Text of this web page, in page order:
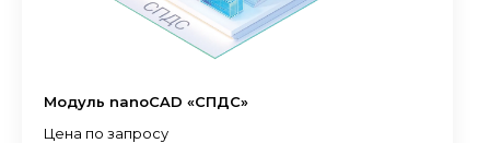
Модуль nanoCAD «СПДС»
Цена по запросу